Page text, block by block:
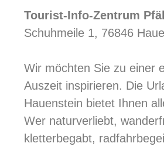
Tourist-Info-Zentrum
Schuhmeile 1, 76846
Wir möchten Sie zu einer
Auszeit inspirieren. Die
Hauenstein bietet Ihnen
Wer naturverliebt,
kletterbegabt,